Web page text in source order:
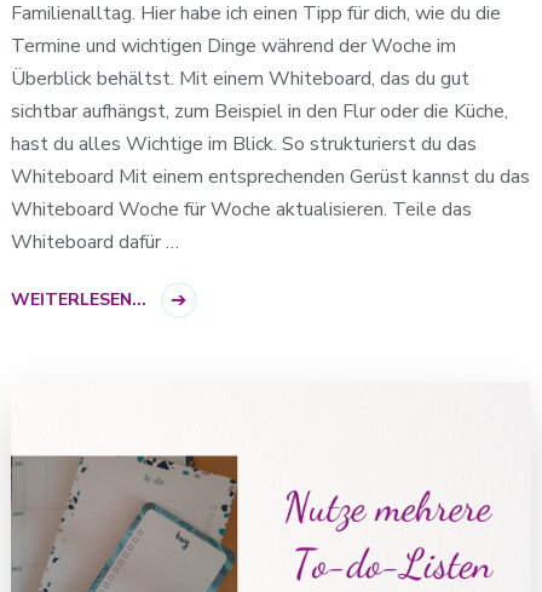
Familienalltag. Hier habe ich einen Tipp für dich, wie du die
Termine und wichtigen Dinge während der Woche im
Überblick behältst. Mit einem Whiteboard, das du gut
sichtbar aufhängst, zum Beispiel in den Flur oder die Küche,
hast du alles Wichtige im Blick. So strukturierst du das
Whiteboard Mit einem entsprechenden Gerüst kannst du das
Whiteboard Woche für Woche aktualisieren. Teile das
Whiteboard dafür …
WEITERLESEN...